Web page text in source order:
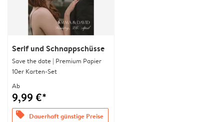
Serif und Schnappschüsse
Save the date | Premium Papier
10er Karten-Set
Ab
9,99 €*
offers Dauerhaft günstige Preise